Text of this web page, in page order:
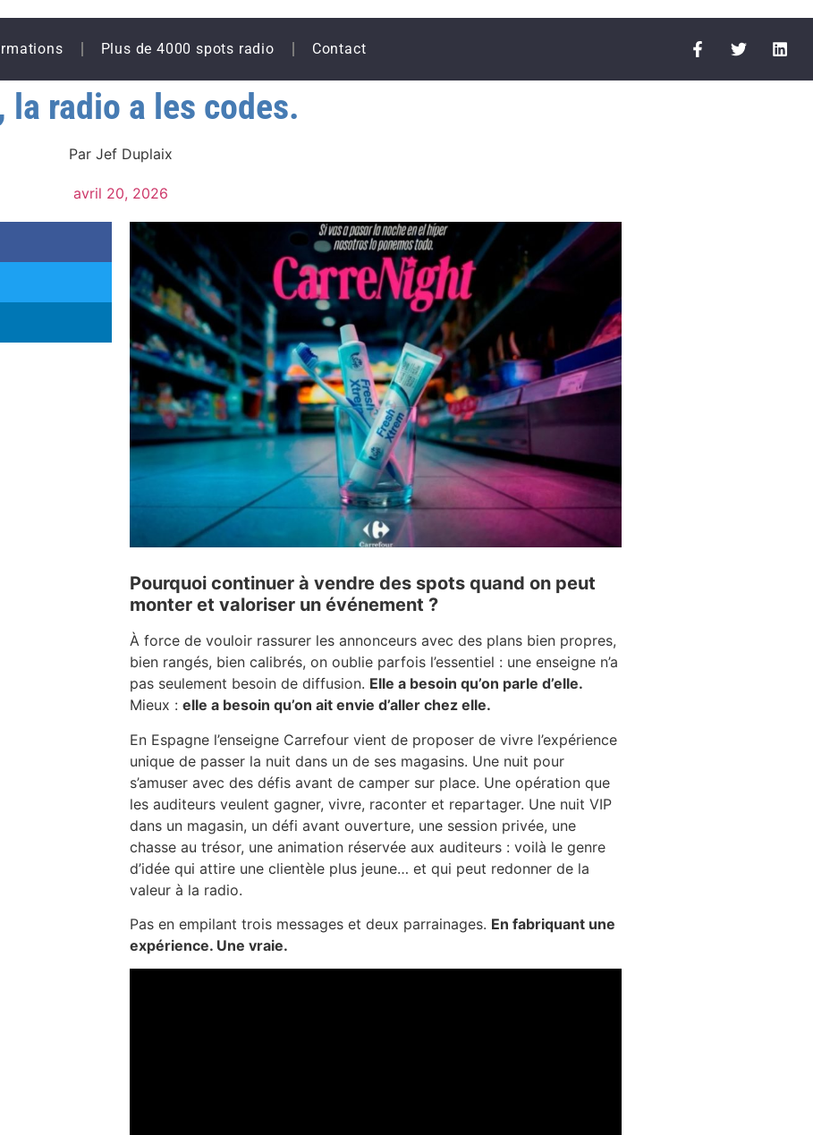
Plus de 4000 spots radio Contact
radio a les codes.
Par Jef Duplaix
avril 20, 2026
Pourquoi continuer à vendre des spots quand on peut
monter et valoriser un événement ?
À force de vouloir rassurer les annonceurs avec des plans bien propres,
bien rangés, bien calibrés, on oublie parfois l’essentiel : une enseigne n’a
pas seulement besoin de diffusion. Elle a besoin qu’on parle d’elle.
Mieux : elle a besoin qu’on ait envie d’aller chez elle.
En Espagne l’enseigne Carrefour vient de proposer de vivre l’expérience
unique de passer la nuit dans un de ses magasins. Une nuit pour
s’amuser avec des défis avant de camper sur place. Une opération que
les auditeurs veulent gagner, vivre, raconter et repartager. Une nuit VIP
dans un magasin, un défi avant ouverture, une session privée, une
chasse au trésor, une animation réservée aux auditeurs : voilà le genre
d’idée qui attire une clientèle plus jeune… et qui peut redonner de la
valeur à la radio.
Pas en empilant trois messages et deux parrainages. En fabriquant une
expérience. Une vraie.